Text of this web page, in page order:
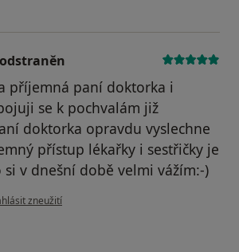
příjemná paní doktorka i
se k pochvalám již
doktorka opravdu vyslechne
přístup lékařky i sestřičky je
v dnešní době velmi vážím:-)
názoru uživatele Váš účet byl odstraněn
zneužití